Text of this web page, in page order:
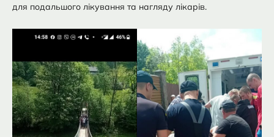
для подальшого лікування та нагляду лікарів.